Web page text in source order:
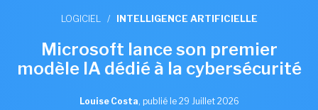
LOGICIEL / INTELLIGENCE ARTIFICIELLE
Microsoft lance son premier
modèle IA dédié à la cybersécurité
Louise Costa, publié le 29 Juillet 2026